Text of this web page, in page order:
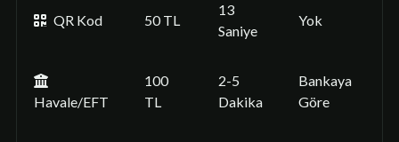
QR Kod 50 TL
13
Saniye
Yok
Havale/EFT
100
TL
2-5
Dakika
Bankaya
Göre